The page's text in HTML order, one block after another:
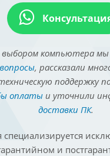
компьютера
, рассказали
поддержку
оплатыи уточнили
доставки ПК.
и